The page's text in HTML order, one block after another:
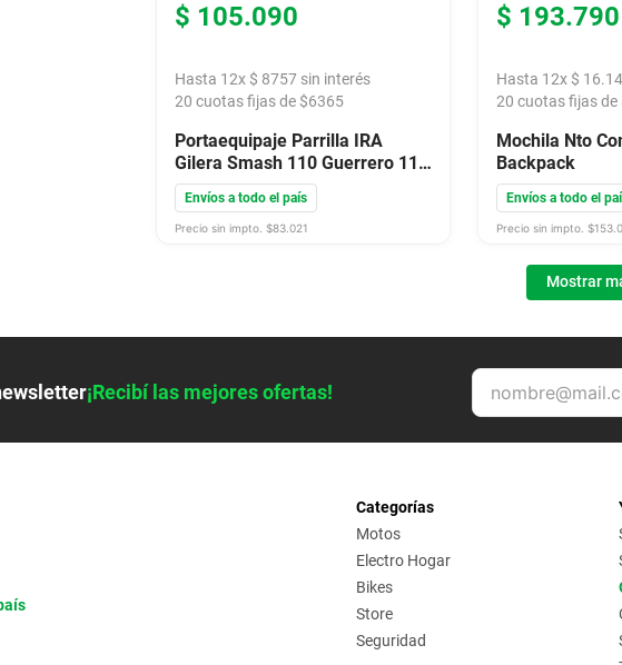
$ 105.090
Hasta 12x $ 8757sin interés
20 cuotas fijas de $6365
Portaequipaje Parrilla IRA
Gilera Smash 110 Guerrero 110
Vs Zanella 110 Vs Motomel 110
Bit Vs
Envíos a todo el país
Precio sin impto. $83.021
$ 193.790
Hasta 12x $ 16.
20 cuotas fijas de
Mochila Nto
Backpack
Envíos a todo el
Precio sin impto. $
Mostrar
¡Recibí las mejores ofertas!
Categorías
Motos
Electro Hogar
Bikes
Store
Seguridad